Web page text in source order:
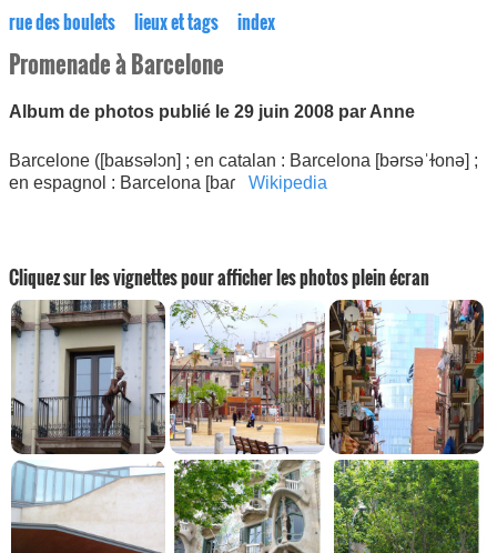
rue des boulets lieux et tags index
Promenade à Barcelone
Album de photos publié le 29 juin 2008 par Anne
Barcelone ([baʁsəlɔn] ; en catalan : Barcelona [bərsəˈɫonə] ;
en espagnol : Barcelona [baɾ Wikipedia
Cliquez sur les vignettes pour afficher les photos plein écran